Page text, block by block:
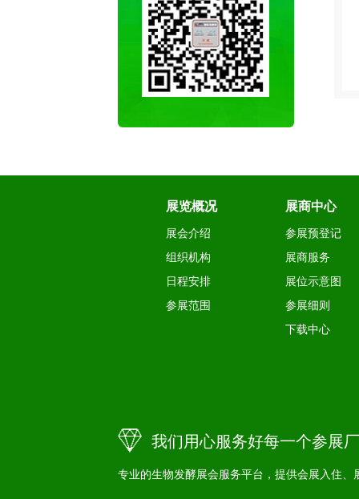
展览概况
展会介绍
组织机构
日程安排
参展范围
展商中心
参展预登记
展商服务
展位示意图
参展细则
下载中心
我们用心服务好每一个参展
专业的生物发酵展会服务平台，提供会展入住